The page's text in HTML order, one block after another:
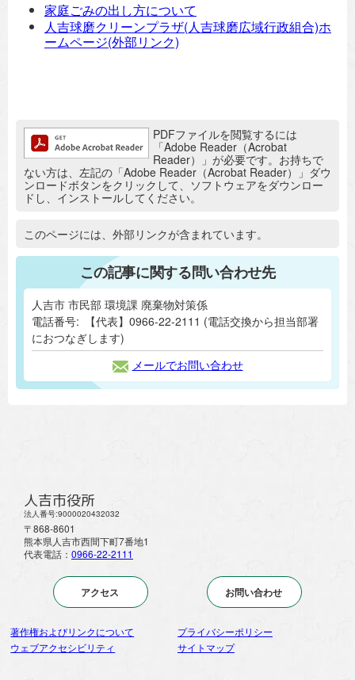
家庭ごみの出し方について
人吉球磨クリーンプラザ(人吉球磨広域行政組合)ホ
ームページ(外部リンク)
追加情報：PDFファイルPDFファイルを閲覧するには
「Adobe Reader（Acrobat
Reader）」が必要です。お持ちで
ない方は、左記の「Adobe Reader（Acrobat Reader）」ダウ
ンロードボタンをクリックして、ソフトウェアをダウンロー
ドし、インストールしてください。
追加情報：外部リンク
このページには、外部リンクが含まれています。
この記事に関する問い合わせ先
人吉市 市民部 環境課 廃棄物対策係
電話番号:
【代表】0966-22-2111 (電話交換から担当部署
におつなぎします)
メールでお問い合わせ
人吉市役所
法人番号:9000020432032
〒868-8601
熊本県人吉市西間下町7番地1
代表電話： 0966-22-2111
アクセス お問い合わせ
著作権およびリンクについて
プライバシーポリシー
ウェブアクセシビリティ
サイトマップ